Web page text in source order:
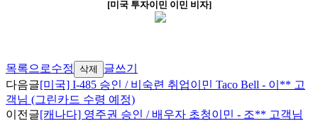
[미국 투자이민 이민 비자]
목록으로수정 삭제
글쓰기
다음글[미국] I-485 승인 / 비숙련 취업이민 Taco Bell - 이** 고
객님 (그린카드 수령 예정)
이전글[캐나다] 영주권 승인 / 배우자 초청이민 - 조** 고객님